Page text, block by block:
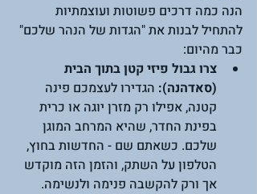
הנה כמה דרכים פשוטות ועוצמתיות
להתחיל לבנות את "הגדות של הנהר שלכם"
כבר מהיום:
צרו גבול פיזי קטן בתוך הבית
(סאדהנה): הגדירו לעצמכם פינה
קטנה, אפילו רק מזרן יוגה או כרית
בפינת החדר, שהיא המרחב המוגן
שלכם. כשאתם שם - החדשות בחוץ,
הטלפון על השתק, והזמן הזה מוקדש
אך ורק להקשבה פנימה ולנשימה.